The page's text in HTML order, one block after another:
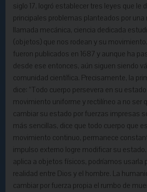
siglo 17, logró establecer tres leyes que le
principales problemas planteados por una
llamada mecánica, ciencia dedicada
(objetos) que nos rodean y su
fueron publicados en 1687 y aunque ha
desde ese entonces, aún siguen siendo
comunidad científica. Precisamente, la
dice: “Todo cuerpo persevera en su
movimiento uniforme y rectilíneo a no ser
cambiar su estado por fuerzas impresas
más sencillas, dice que todo cuerpo que
movimiento continuo, permanece
impulso externo logre modificar su
aplica a objetos físicos, podríamos usarla
realidad entre Dios y el hombre. La
cambiar por fuerza propia el rumbo de